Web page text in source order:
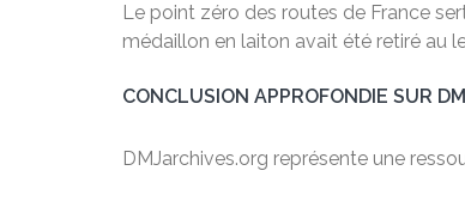
Le point zéro des routes de France
médaillon en laiton avait été retiré au
CONCLUSION APPROFONDIE SUR
DMJarchives.org représente une